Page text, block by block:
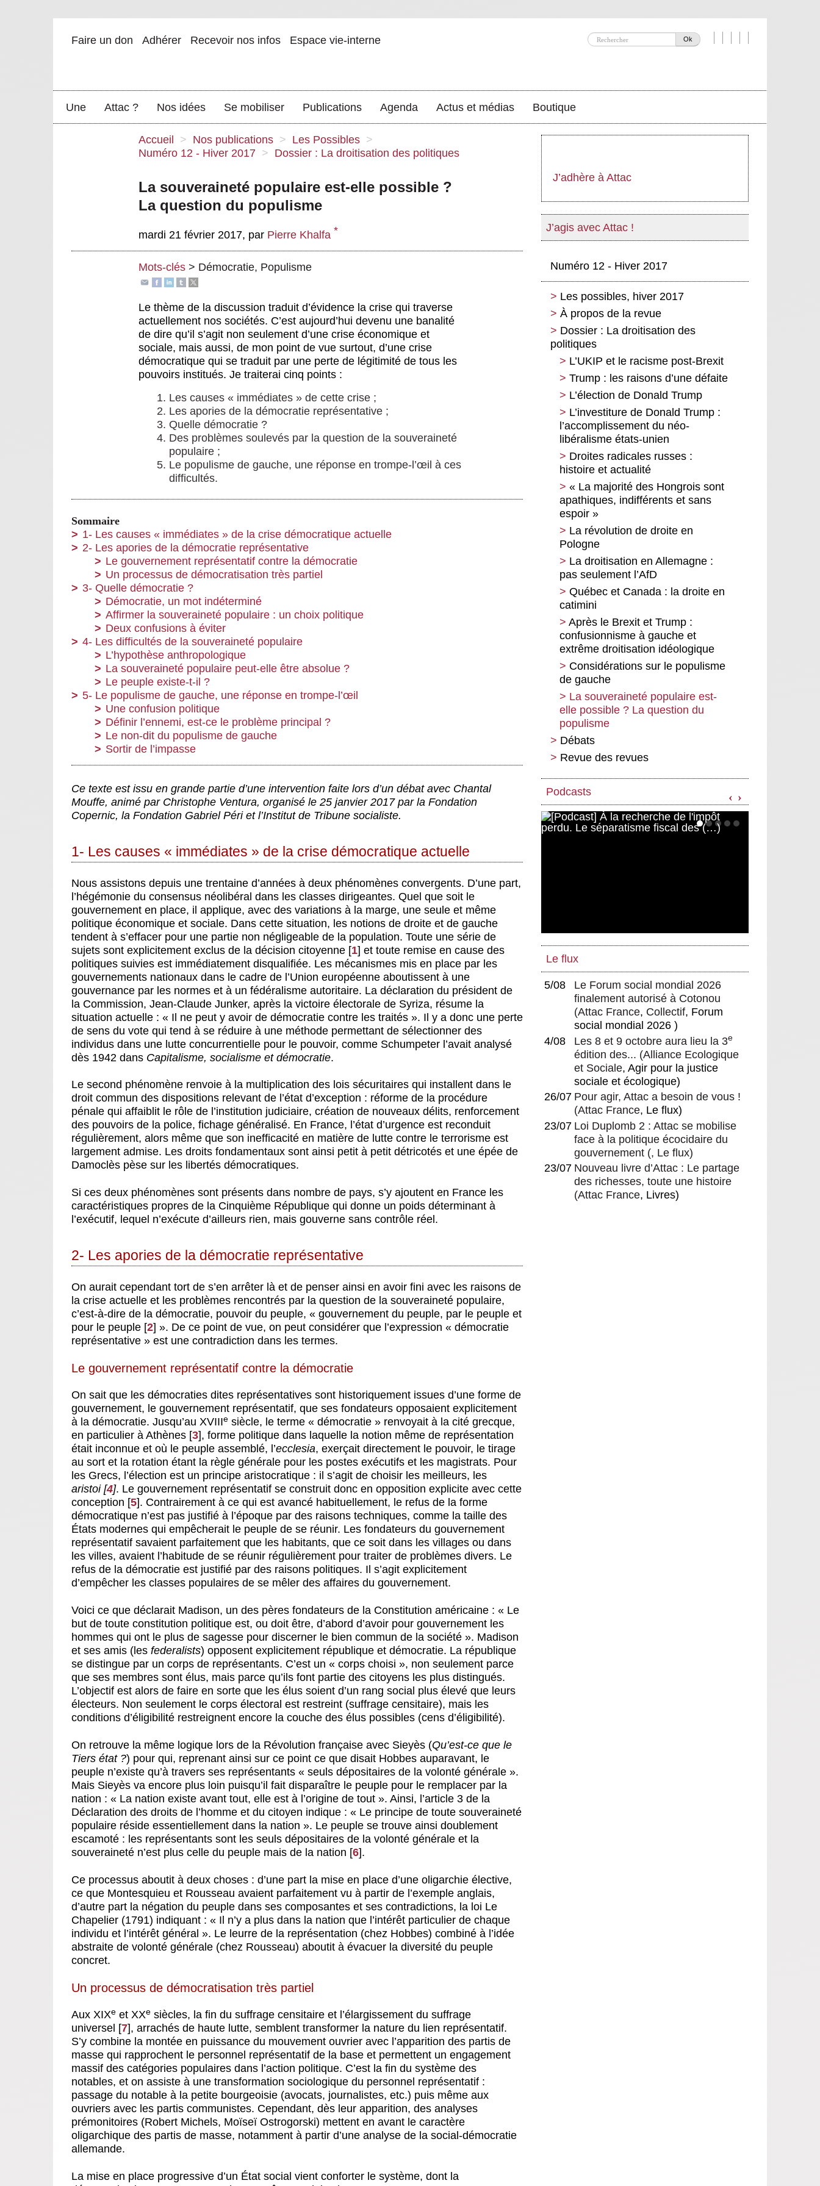
Ok
Faire un don Adhérer Recevoir nos infos Espace vie-interne
Une Attac ? Nos idées Se mobiliser Publications Agenda Actus et médias Boutique
Accueil > Nos publications > Les Possibles >
Numéro 12 - Hiver 2017 > Dossier : La droitisation des politiques
La souveraineté populaire est-elle possible ?
La question du populisme
mardi 21 février 2017, par Pierre Khalfa *
Mots-clés > Démocratie, Populisme
Le thème de la discussion traduit d’évidence la crise qui traverse
actuellement nos sociétés. C’est aujourd’hui devenu une banalité
de dire qu’il s’agit non seulement d’une crise économique et
sociale, mais aussi, de mon point de vue surtout, d’une crise
démocratique qui se traduit par une perte de légitimité de tous les
pouvoirs institués. Je traiterai cinq points :
Les causes « immédiates » de cette crise ;
Les apories de la démocratie représentative ;
Quelle démocratie ?
Des problèmes soulevés par la question de la souveraineté
populaire ;
Le populisme de gauche, une réponse en trompe-l’œil à ces
difficultés.
Sommaire
1- Les causes « immédiates » de la crise démocratique actuelle
2- Les apories de la démocratie représentative
Le gouvernement représentatif contre la démocratie
Un processus de démocratisation très partiel
3- Quelle démocratie ?
Démocratie, un mot indéterminé
Affirmer la souveraineté populaire : un choix politique
Deux confusions à éviter
4- Les difficultés de la souveraineté populaire
L’hypothèse anthropologique
La souveraineté populaire peut-elle être absolue ?
Le peuple existe-t-il ?
5- Le populisme de gauche, une réponse en trompe-l’œil
Une confusion politique
Définir l’ennemi, est-ce le problème principal ?
Le non-dit du populisme de gauche
Sortir de l’impasse
Ce texte est issu en grande partie d’une intervention faite lors d’un débat avec Chantal
Mouffe, animé par Christophe Ventura, organisé le 25 janvier 2017 par la Fondation
Copernic, la Fondation Gabriel Péri et l’Institut de Tribune socialiste.
1- Les causes « immédiates » de la crise démocratique actuelle
Nous assistons depuis une trentaine d’années à deux phénomènes convergents. D’une part,
l’hégémonie du consensus néolibéral dans les classes dirigeantes. Quel que soit le
gouvernement en place, il applique, avec des variations à la marge, une seule et même
politique économique et sociale. Dans cette situation, les notions de droite et de gauche
tendent à s’effacer pour une partie non négligeable de la population. Toute une série de
sujets sont explicitement exclus de la décision citoyenne [1] et toute remise en cause des
politiques suivies est immédiatement disqualifiée. Les mécanismes mis en place par les
gouvernements nationaux dans le cadre de l’Union européenne aboutissent à une
gouvernance par les normes et à un fédéralisme autoritaire. La déclaration du président de
la Commission, Jean-Claude Junker, après la victoire électorale de Syriza, résume la
situation actuelle : « Il ne peut y avoir de démocratie contre les traités ». Il y a donc une perte
de sens du vote qui tend à se réduire à une méthode permettant de sélectionner des
individus dans une lutte concurrentielle pour le pouvoir, comme Schumpeter l’avait analysé
dès 1942 dans Capitalisme, socialisme et démocratie.
Le second phénomène renvoie à la multiplication des lois sécuritaires qui installent dans le
droit commun des dispositions relevant de l’état d’exception : réforme de la procédure
pénale qui affaiblit le rôle de l’institution judiciaire, création de nouveaux délits, renforcement
des pouvoirs de la police, fichage généralisé. En France, l’état d’urgence est reconduit
régulièrement, alors même que son inefficacité en matière de lutte contre le terrorisme est
largement admise. Les droits fondamentaux sont ainsi petit à petit détricotés et une épée de
Damoclès pèse sur les libertés démocratiques.
Si ces deux phénomènes sont présents dans nombre de pays, s’y ajoutent en France les
caractéristiques propres de la Cinquième République qui donne un poids déterminant à
l’exécutif, lequel n’exécute d’ailleurs rien, mais gouverne sans contrôle réel.
2- Les apories de la démocratie représentative
On aurait cependant tort de s’en arrêter là et de penser ainsi en avoir fini avec les raisons de
la crise actuelle et les problèmes rencontrés par la question de la souveraineté populaire,
c’est-à-dire de la démocratie, pouvoir du peuple, « gouvernement du peuple, par le peuple et
pour le peuple [2] ». De ce point de vue, on peut considérer que l’expression « démocratie
représentative » est une contradiction dans les termes.
Le gouvernement représentatif contre la démocratie
On sait que les démocraties dites représentatives sont historiquement issues d’une forme de
gouvernement, le gouvernement représentatif, que ses fondateurs opposaient explicitement
à la démocratie. Jusqu’au XVIIIe siècle, le terme « démocratie » renvoyait à la cité grecque,
en particulier à Athènes [3], forme politique dans laquelle la notion même de représentation
était inconnue et où le peuple assemblé, l’ecclesia, exerçait directement le pouvoir, le tirage
au sort et la rotation étant la règle générale pour les postes exécutifs et les magistrats. Pour
les Grecs, l’élection est un principe aristocratique : il s’agit de choisir les meilleurs, les
aristoi[4]. Le gouvernement représentatif se construit donc en opposition explicite avec cette
conception [5]. Contrairement à ce qui est avancé habituellement, le refus de la forme
démocratique n’est pas justifié à l’époque par des raisons techniques, comme la taille des
États modernes qui empêcherait le peuple de se réunir. Les fondateurs du gouvernement
représentatif savaient parfaitement que les habitants, que ce soit dans les villages ou dans
les villes, avaient l’habitude de se réunir régulièrement pour traiter de problèmes divers. Le
refus de la démocratie est justifié par des raisons politiques. Il s’agit explicitement
d’empêcher les classes populaires de se mêler des affaires du gouvernement.
Voici ce que déclarait Madison, un des pères fondateurs de la Constitution américaine : « Le
but de toute constitution politique est, ou doit être, d’abord d’avoir pour gouvernement les
hommes qui ont le plus de sagesse pour discerner le bien commun de la société ». Madison
et ses amis (les federalists) opposent explicitement république et démocratie. La république
se distingue par un corps de représentants. C’est un « corps choisi », non seulement parce
que ses membres sont élus, mais parce qu’ils font partie des citoyens les plus distingués.
L’objectif est alors de faire en sorte que les élus soient d’un rang social plus élevé que leurs
électeurs. Non seulement le corps électoral est restreint (suffrage censitaire), mais les
conditions d’éligibilité restreignent encore la couche des élus possibles (cens d’éligibilité).
On retrouve la même logique lors de la Révolution française avec Sieyès (Qu’est-ce que le
Tiers état ?) pour qui, reprenant ainsi sur ce point ce que disait Hobbes auparavant, le
peuple n’existe qu’à travers ses représentants « seuls dépositaires de la volonté générale ».
Mais Sieyès va encore plus loin puisqu’il fait disparaître le peuple pour le remplacer par la
nation : « La nation existe avant tout, elle est à l’origine de tout ». Ainsi, l’article 3 de la
Déclaration des droits de l’homme et du citoyen indique : « Le principe de toute souveraineté
populaire réside essentiellement dans la nation ». Le peuple se trouve ainsi doublement
escamoté : les représentants sont les seuls dépositaires de la volonté générale et la
souveraineté n’est plus celle du peuple mais de la nation [6].
Ce processus aboutit à deux choses : d’une part la mise en place d’une oligarchie élective,
ce que Montesquieu et Rousseau avaient parfaitement vu à partir de l’exemple anglais,
d’autre part la négation du peuple dans ses composantes et ses contradictions, la loi Le
Chapelier (1791) indiquant : « Il n’y a plus dans la nation que l’intérêt particulier de chaque
individu et l’intérêt général ». Le leurre de la représentation (chez Hobbes) combiné à l’idée
abstraite de volonté générale (chez Rousseau) aboutit à évacuer la diversité du peuple
concret.
Un processus de démocratisation très partiel
Aux XIXe et XXe siècles, la fin du suffrage censitaire et l’élargissement du suffrage
universel [7], arrachés de haute lutte, semblent transformer la nature du lien représentatif.
S’y combine la montée en puissance du mouvement ouvrier avec l’apparition des partis de
masse qui rapprochent le personnel représentatif de la base et permettent un engagement
massif des catégories populaires dans l’action politique. C’est la fin du système des
notables, et on assiste à une transformation sociologique du personnel représentatif :
passage du notable à la petite bourgeoisie (avocats, journalistes, etc.) puis même aux
ouvriers avec les partis communistes. Cependant, dès leur apparition, des analyses
prémonitoires (Robert Michels, Moïseï Ostrogorski) mettent en avant le caractère
oligarchique des partis de masse, notamment à partir d’une analyse de la social-démocratie
allemande.
La mise en place progressive d’un État social vient conforter le système, dont la
J’adhère à Attac
J’agis avec Attac !
Numéro 12 - Hiver 2017
Les possibles, hiver 2017
À propos de la revue
Dossier : La droitisation des
politiques
L’UKIP et le racisme post-Brexit
Trump : les raisons d’une défaite
L’élection de Donald Trump
L’investiture de Donald Trump :
l’accomplissement du néo-
libéralisme états-unien
Droites radicales russes :
histoire et actualité
« La majorité des Hongrois sont
apathiques, indifférents et sans
espoir »
La révolution de droite en
Pologne
La droitisation en Allemagne :
pas seulement l’AfD
Québec et Canada : la droite en
catimini
Après le Brexit et Trump :
confusionnisme à gauche et
extrême droitisation idéologique
Considérations sur le populisme
de gauche
La souveraineté populaire est-
elle possible ? La question du
populisme
Débats
À propos du livre d’Emmanuel
conservatisme libéral à la
mondialisation capitaliste
À propos de l’ouvrage Contre
l’allocation universelle (M. Alaluf,
L’Argentine dévisse
Revue des revues
faire !
Podcasts ‹ ›
Le flux
5/08
Le Forum social mondial 2026
finalement autorisé à Cotonou
(Attac France, Collectif, Forum
social mondial 2026 )
4/08
Les 8 et 9 octobre aura lieu la 3e
édition des... (Alliance Ecologique
et Sociale, Agir pour la justice
sociale et écologique)
26/07 Pour agir, Attac a besoin de vous !
(Attac France, Le flux)
23/07 Loi Duplomb 2 : Attac se mobilise
face à la politique écocidaire du
gouvernement (, Le flux)
23/07 Nouveau livre d’Attac : Le partage
des richesses, toute une histoire
(Attac France, Livres)